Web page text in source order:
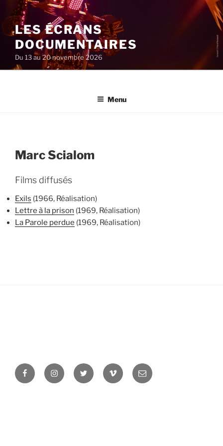
au
contenu
principal
LES ÉCRANS
DOCUMENTAIRES
Du 13 au 20 novembre 2026
Menu
Marc Scialom
Films diffusés
Exils (1966, Réalisation)
Lettre à la prison (1969, Réalisation)
La Parole perdue (1969, Réalisation)
FacebookInstagramTwitter Vimeo Newsletter